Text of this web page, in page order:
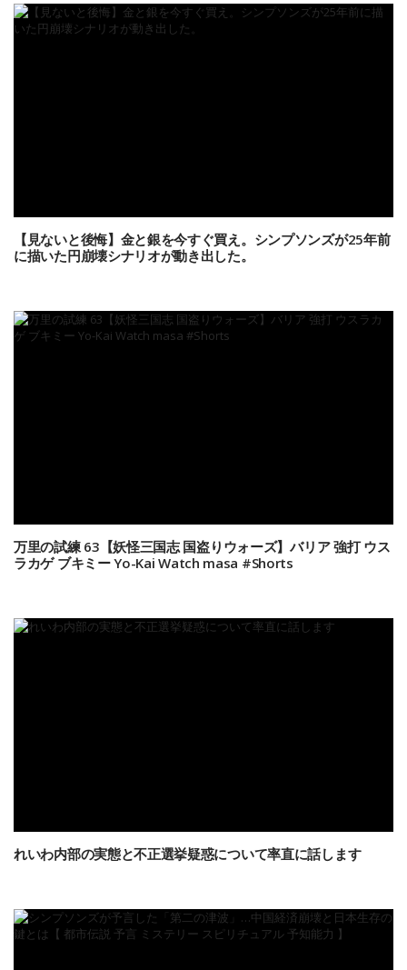
【見ないと後悔】金と銀を今すぐ買え。シンプソンズが25年前
に描いた円崩壊シナリオが動き出した。
万里の試練 63【妖怪三国志 国盗りウォーズ】バリア 強打 ウス
ラカゲ ブキミー Yo-Kai Watch masa #Shorts
れいわ内部の実態と不正選挙疑惑について率直に話します